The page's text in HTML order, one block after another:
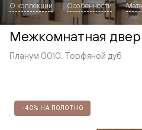
О коллекции Особенности
Межкомнатная
Планум 0010. Торфяной дуб
-40% НА ПОЛОТНО